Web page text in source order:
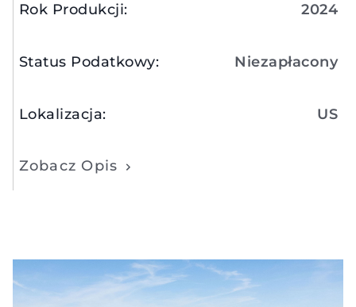
Rok Produkcji: 2024
Status Podatkowy: Niezapłacony
Lokalizacja: US
Zobacz Opis